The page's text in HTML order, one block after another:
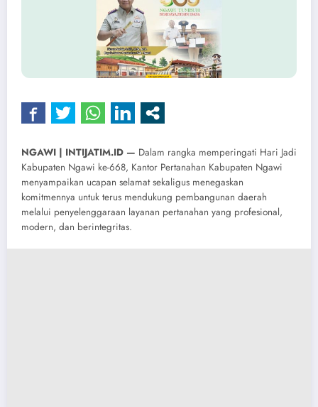
NGAWI | INTIJATIM.ID — Dalam rangka memperingati Hari Jadi
Kabupaten Ngawi ke-668, Kantor Pertanahan Kabupaten Ngawi
menyampaikan ucapan selamat sekaligus menegaskan
komitmennya untuk terus mendukung pembangunan daerah
melalui penyelenggaraan layanan pertanahan yang profesional,
modern, dan berintegritas.